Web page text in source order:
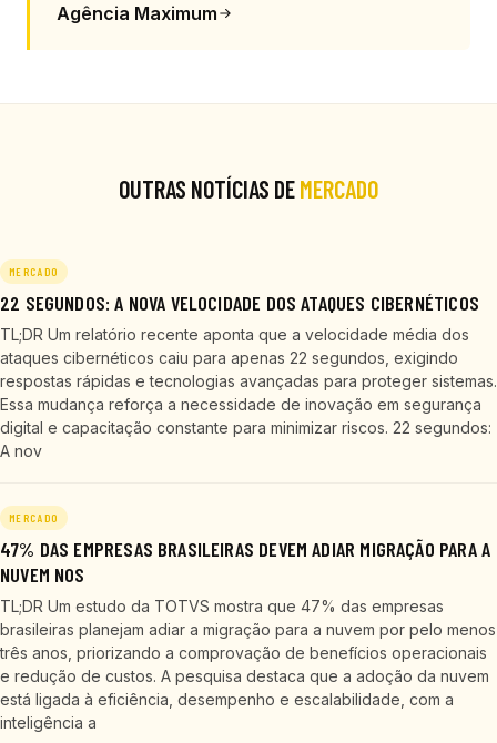
Agência Maximum
OUTRAS NOTÍCIAS DEMERCADO
MERCADO
22 SEGUNDOS: A NOVA VELOCIDADE DOS ATAQUES CIBERNÉTICOS
TL;DR Um relatório recente aponta que a velocidade média dos
ataques cibernéticos caiu para apenas 22 segundos, exigindo
respostas rápidas e tecnologias avançadas para proteger sistemas.
Essa mudança reforça a necessidade de inovação em segurança
digital e capacitação constante para minimizar riscos. 22 segundos:
A nov
MERCADO
47% DAS EMPRESAS BRASILEIRAS DEVEM ADIAR MIGRAÇÃO PARA A
NUVEM NOS
TL;DR Um estudo da TOTVS mostra que 47% das empresas
brasileiras planejam adiar a migração para a nuvem por pelo menos
três anos, priorizando a comprovação de benefícios operacionais
e redução de custos. A pesquisa destaca que a adoção da nuvem
está ligada à eficiência, desempenho e escalabilidade, com a
inteligência a